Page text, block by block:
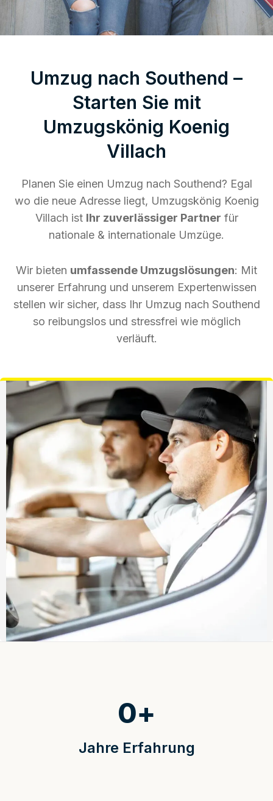
Umzug nach Southend –
Starten Sie mit
Umzugskönig Koenig
Villach
Planen Sie einen Umzug nach Southend? Egal
wo die neue Adresse liegt, Umzugskönig Koenig
Villach ist Ihr zuverlässiger Partner für
nationale & internationale Umzüge.
Wir bieten umfassende Umzugslösungen: Mit
unserer Erfahrung und unserem Expertenwissen
stellen wir sicher, dass Ihr Umzug nach Southend
so reibungslos und stressfrei wie möglich
verläuft.
Jahre Erfahrung
0+